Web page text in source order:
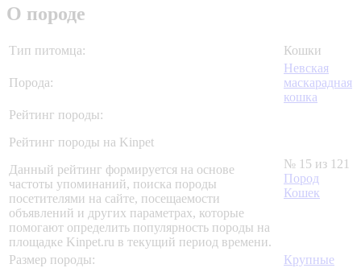
О породе
Тип питомца: Кошки
Порода:
Невская
маскарадная
кошка
Рейтинг породы:
Рейтинг породы на Kinpet
Данный рейтинг формируется на основе
частоты упоминаний, поиска породы
посетителями на сайте, посещаемости
объявлений и других параметрах, которые
помогают определить популярность породы на
площадке Kinpet.ru в текущий период времени.
№ 15 из 121
Пород
Кошек
Размер породы:
Крупные